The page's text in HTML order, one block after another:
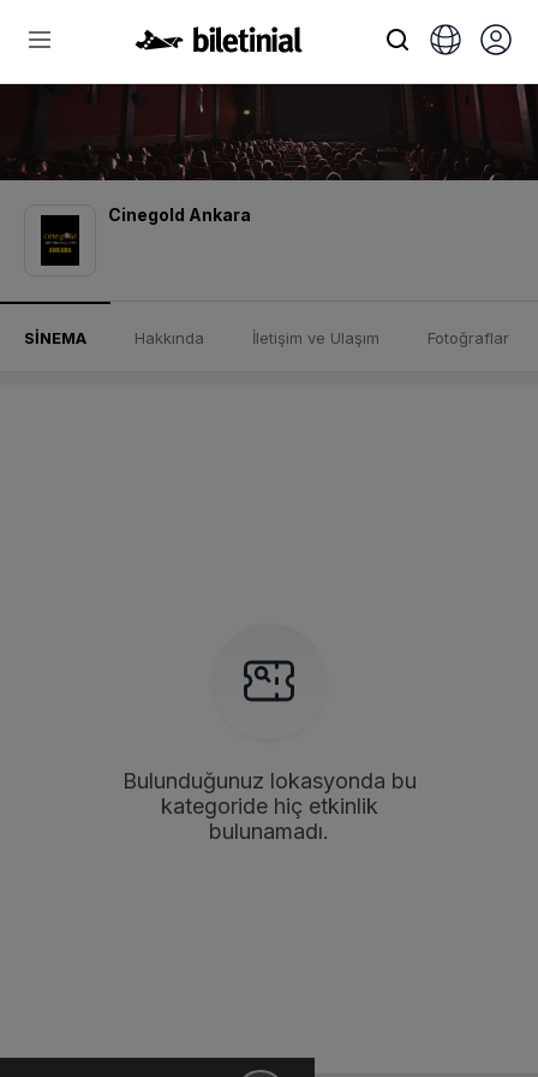
Cinegold Ankara
SİNEMA Hakkında İletişim ve Ulaşım Fotoğraflar
Bulunduğunuz lokasyonda bu
kategoride hiç etkinlik
bulunamadı.